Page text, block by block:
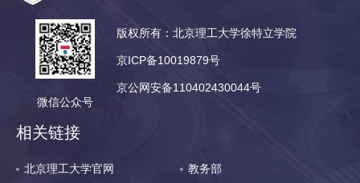
微信公众号
版权所有：北京理工大学徐特立学院
京ICP备10019879号
京公网安备110402430044号
相关链接
北京理工大学官网 教务部